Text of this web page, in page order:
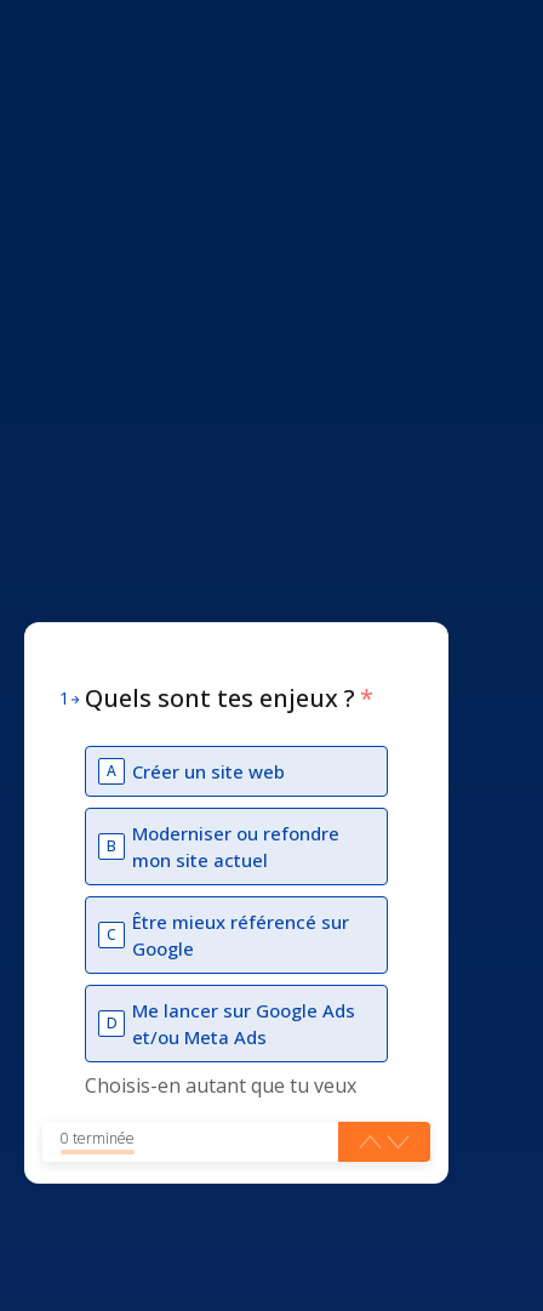
1 Quels sont tes enjeux ? *
A Créer un site web
B
Moderniser ou refondre
mon site actuel
C
Être mieux référencé sur
Google
D
Me lancer sur Google Ads
et/ou Meta Ads
Choisis-en autant que tu veux
0 terminée